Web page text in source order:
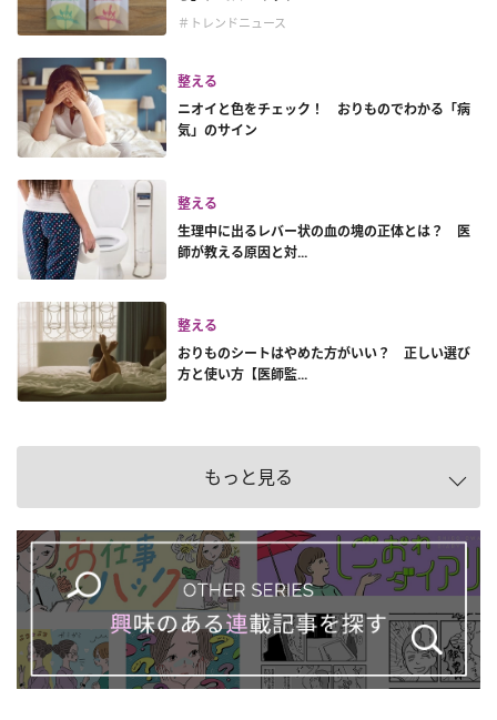
＃トレンドニュース
整える
ニオイと色をチェック！ おりものでわかる「病
気」のサイン
整える
生理中に出るレバー状の血の塊の正体とは？ 医
師が教える原因と対...
整える
おりものシートはやめた方がいい？ 正しい選び
方と使い方【医師監...
もっと見る